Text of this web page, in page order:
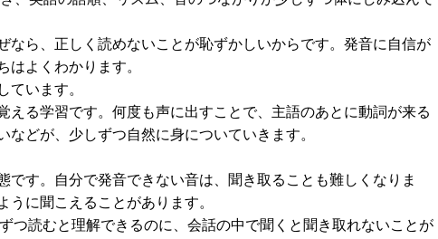
ら、正しく読めないことが恥ずかしいからです。発音に自信が
はよくわかります。
ています。
る学習です。何度も声に出すことで、主語のあとに動詞が来る
どが、少しずつ自然に身についていきます。
す。自分で発音できない音は、聞き取ることも難しくなりま
に聞こえることがあります。
つ読むと理解できるのに、会話の中で聞くと聞き取れないことが